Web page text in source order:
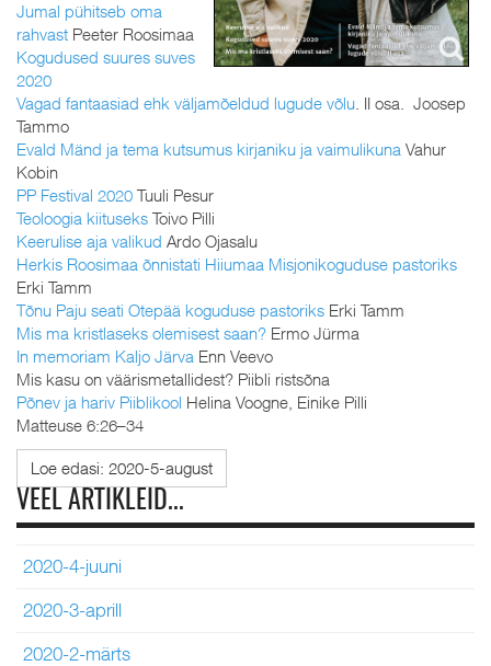
Jumal pühitseb oma
rahvast Peeter Roosimaa
Kogudused suures suves
2020
Vagad fantaasiad ehk väljamõeldud lugude võlu . II osa. Joosep
Tammo
Evald Mänd ja tema kutsumus kirjaniku ja vaimulikuna Vahur
Kobin
PP Festival 2020 Tuuli Pesur
Teoloogia kiituseks Toivo Pilli
Keerulise aja valikud Ardo Ojasalu
Herkis Roosimaa õnnistati Hiiumaa Misjonikoguduse pastoriks
Erki Tamm
Tõnu Paju seati Otepää koguduse pastoriks Erki Tamm
Mis ma kristlaseks olemisest saan? Ermo Jürma
In memoriam Kaljo Järva Enn Veevo
Mis kasu on väärismetallidest? Piibli ristsõna
Põnev ja hariv Piiblikool Helina Voogne, Einike Pilli
Matteuse 6:26–34
Loe edasi: 2020-5-august
VEEL ARTIKLEID...
2020-4-juuni
2020-3-aprill
2020-2-märts